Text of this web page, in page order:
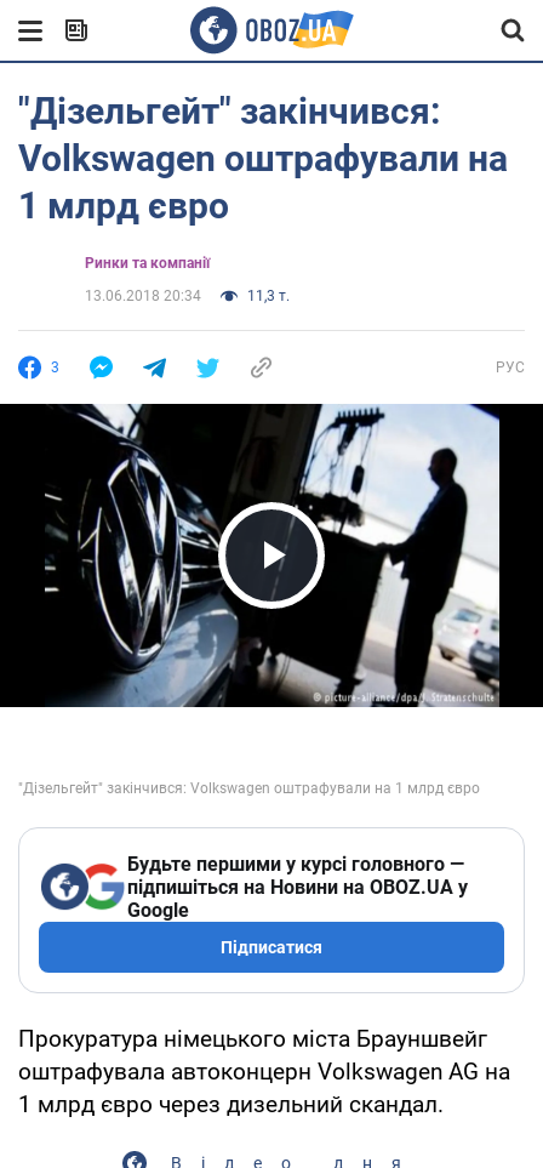
"Дізельгейт" закінчився:
Volkswagen оштрафували на
1 млрд євро
Ринки та компанії
13.06.2018 20:34
11,3 т.
3 РУС
Play Video
Будьте першими у курсі головного —
підпишіться на Новини на OBOZ.UA у
Google
Підписатися
Прокуратура німецького міста Брауншвейг
оштрафувала автоконцерн Volkswagen AG на
1 млрд євро через дизельний скандал.
Відео дня